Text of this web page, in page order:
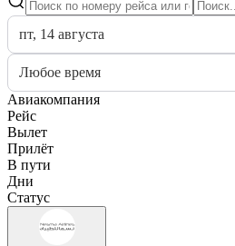
пт, 14 августа
Любое время
Авиакомпания
Рейс
Вылет
Прилёт
В пути
Дни
Статус